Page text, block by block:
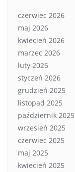
czerwiec 2026
maj 2026
kwiecień 2026
marzec 2026
luty 2026
styczeń 2026
grudzień 2025
listopad 2025
październik 2025
wrzesień 2025
czerwiec 2025
maj 2025
kwiecień 2025